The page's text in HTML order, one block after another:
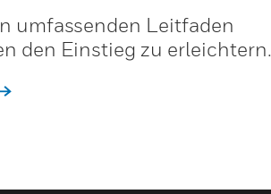
umfassenden Leitfaden
den Einstieg zu erleichtern.